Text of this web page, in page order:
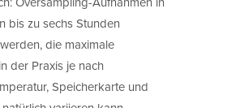
bis zu sechs Stunden
die maximale
der Praxis je nach
Speicherkarte und